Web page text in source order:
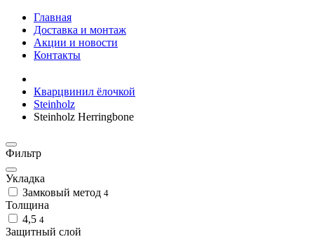
Главная
Доставка и монтаж
Акции и новости
Контакты
Кварцвинил ёлочкой
Steinholz
Steinholz Herringbone
Фильтр
Укладка
Замковый метод 4
Толщина
4,5 4
Защитный слой